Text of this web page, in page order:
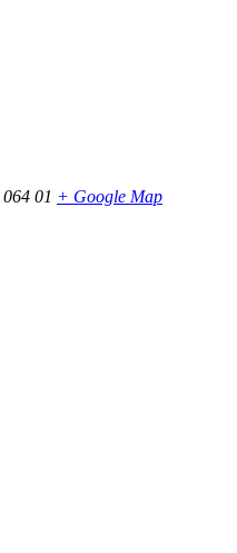
064 01 + Google Map